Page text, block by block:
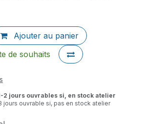
Ajouter au panier
de souhaits
2 jours ouvrables si, en stock atelier
jours ouvrable si, pas en stock atelier